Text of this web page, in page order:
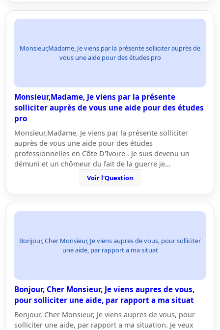
Monsieur,Madame, Je viens par la présente solliciter auprès de
vous une aide pour des études pro
Monsieur,Madame, Je viens par la présente
solliciter auprès de vous une aide pour des études
pro
Monsieur,Madame, Je viens par la présente solliciter
auprès de vous une aide pour des études
professionnelles en Côte D'Ivoire . Je suis devenu un
démuni et un chômeur du fait de la guerre je…
Voir l'Question
Bonjour, Cher Monsieur, Je viens aupres de vous, pour solliciter
une aide, par rapport a ma situat
Bonjour, Cher Monsieur, Je viens aupres de vous,
pour solliciter une aide, par rapport a ma situat
Bonjour, Cher Monsieur, Je viens aupres de vous, pour
solliciter une aide, par rapport a ma situation. Je veux